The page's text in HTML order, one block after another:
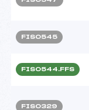
FIS0545
FIS0544.FFS
FIS0329